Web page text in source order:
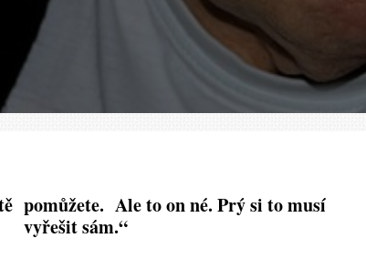
Ale to on né. Prý si to musí
vyřešit sám.“